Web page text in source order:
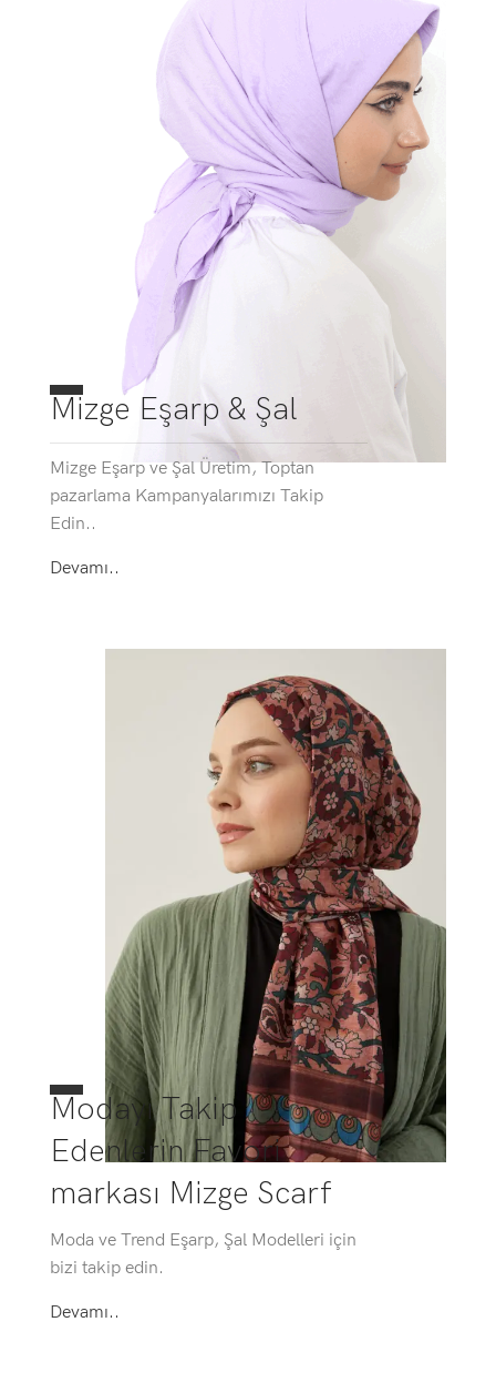
Mizge Eşarp & Şal
Mizge Eşarp ve Şal Üretim, Toptan
pazarlama Kampanyalarımızı Takip
Edin..
Devamı..
Modayı Takip
Edenlerin Favori
markası Mizge Scarf
Moda ve Trend Eşarp, Şal Modelleri için
bizi takip edin.
Devamı..